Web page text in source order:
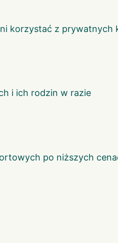
korzystać z prywatnych
i ich rodzin w razie
po niższych